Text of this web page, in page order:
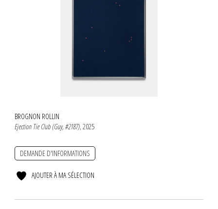
BROGNON ROLLIN
Ejection Tie Club (Guy, #2187), 2025
DEMANDE D'INFORMATIONS
AJOUTER À MA SÉLECTION